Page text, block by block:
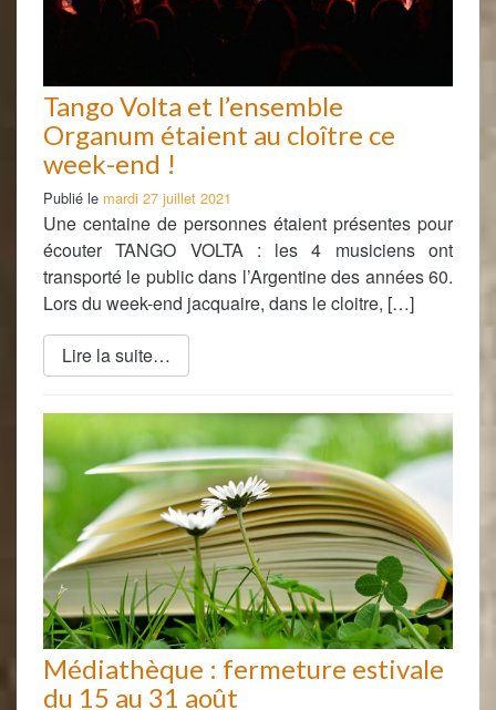
Tango Volta et l’ensemble
Organum étaient au cloître ce
week-end !
Publié le mardi 27 juillet 2021
Une centaine de personnes étaient présentes pour
écouter TANGO VOLTA : les 4 musiciens ont
transporté le public dans l’Argentine des années 60.
Lors du week-end jacquaire, dans le cloitre, […]
Lire la suite…
Médiathèque : fermeture estivale
du 15 au 31 août